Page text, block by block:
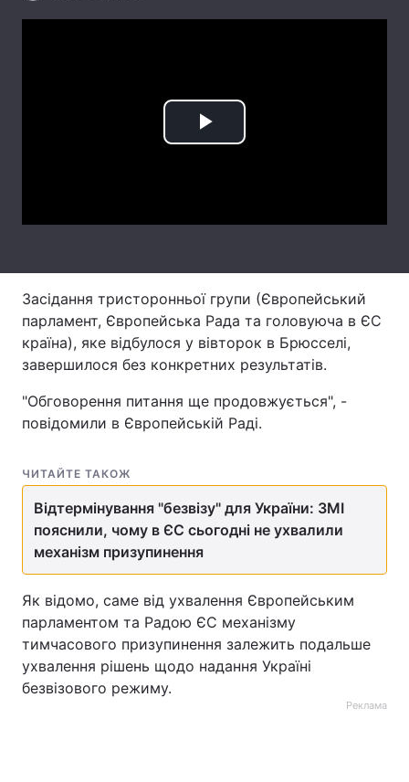
Відео з Youtube Статті
Інтерв'ю Думки
Контакти
Послуги
Тема оформлення
Play
Засідання тристоронньої групи (Європейський
парламент, Європейська Рада та головуюча в ЄС
країна), яке відбулося у вівторок в Брюсселі,
завершилося без конкретних результатів.
"Обговорення питання ще продовжується", -
повідомили в Європейській Раді.
ЧИТАЙТЕ ТАКОЖ
Відтермінування "безвізу" для України: ЗМІ
пояснили, чому в ЄС сьогодні не ухвалили
механізм призупинення
Як відомо, саме від ухвалення Європейським
парламентом та Радою ЄС механізму
тимчасового призупинення залежить подальше
ухвалення рішень щодо надання Україні
безвізового режиму.
Реклама